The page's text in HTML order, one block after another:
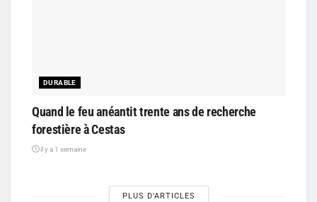
DURABLE
Quand le feu anéantit trente ans de recherche
forestière à Cestas
il y a 1 semaine
PLUS D'ARTICLES